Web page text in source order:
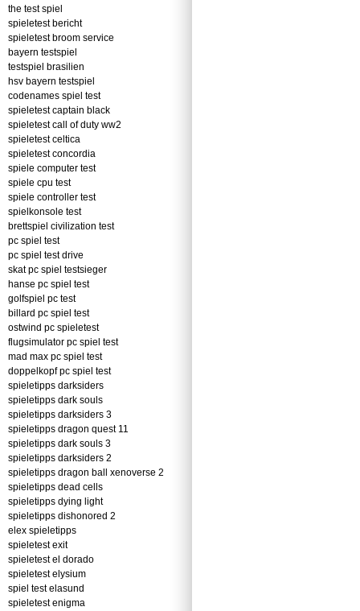
the test spiel
spieletest bericht
spieletest broom service
bayern testspiel
testspiel brasilien
hsv bayern testspiel
codenames spiel test
spieletest captain black
spieletest call of duty ww2
spieletest celtica
spieletest concordia
spiele computer test
spiele cpu test
spiele controller test
spielkonsole test
brettspiel civilization test
pc spiel test
pc spiel test drive
skat pc spiel testsieger
hanse pc spiel test
golfspiel pc test
billard pc spiel test
ostwind pc spieletest
flugsimulator pc spiel test
mad max pc spiel test
doppelkopf pc spiel test
spieletipps darksiders
spieletipps dark souls
spieletipps darksiders 3
spieletipps dragon quest 11
spieletipps dark souls 3
spieletipps darksiders 2
spieletipps dragon ball xenoverse 2
spieletipps dead cells
spieletipps dying light
spieletipps dishonored 2
elex spieletipps
spieletest exit
spieletest el dorado
spieletest elysium
spiel test elasund
spieletest enigma